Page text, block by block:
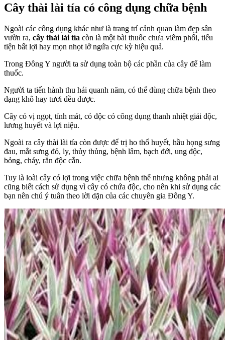
Cây thài lài tía có công dụng chữa bệnh
Ngoài các công dụng khác như là trang trí cảnh quan làm đẹp sân
vườn ra, cây thài lài tía còn là một bài thuốc chưa viêm phổi, tiểu
tiện bất lợi hay mọn nhọt lở ngứa cực kỳ hiệu quả.
Trong Đông Y người ta sử dụng toàn bộ các phần của cây để làm
thuốc.
Người ta tiến hành thu hái quanh năm, có thể dùng chữa bệnh theo
dạng khô hay tươi đều được.
Cây có vị ngọt, tính mát, có độc có công dụng thanh nhiệt giải độc,
lương huyết và lợi niệu.
Ngoài ra cây thài lài tía còn được để trị ho thổ huyết, hầu họng sưng
đau, mắt sưng đỏ, ly, thủy thủng, bệnh lâm, bạch đới, ung độc,
bỏng, cháy, rắn độc cắn.
Tuy là loài cây có lợi trong việc chữa bệnh thế nhưng không phải ai
cũng biết cách sử dụng vì cây có chứa độc, cho nên khi sử dụng các
bạn nên chú ý tuân theo lời dặn của các chuyên gia Đông Y.